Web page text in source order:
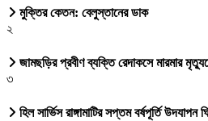
মুক্তির কেতন: বেলুস্তানের ডাক
২
জামছড়ির প্রবীণ ব্যক্তি রেদাকসে মারমার
৩
হিল সার্ভিস রাঙ্গামাটির সপ্তম বর্ষপূর্তি